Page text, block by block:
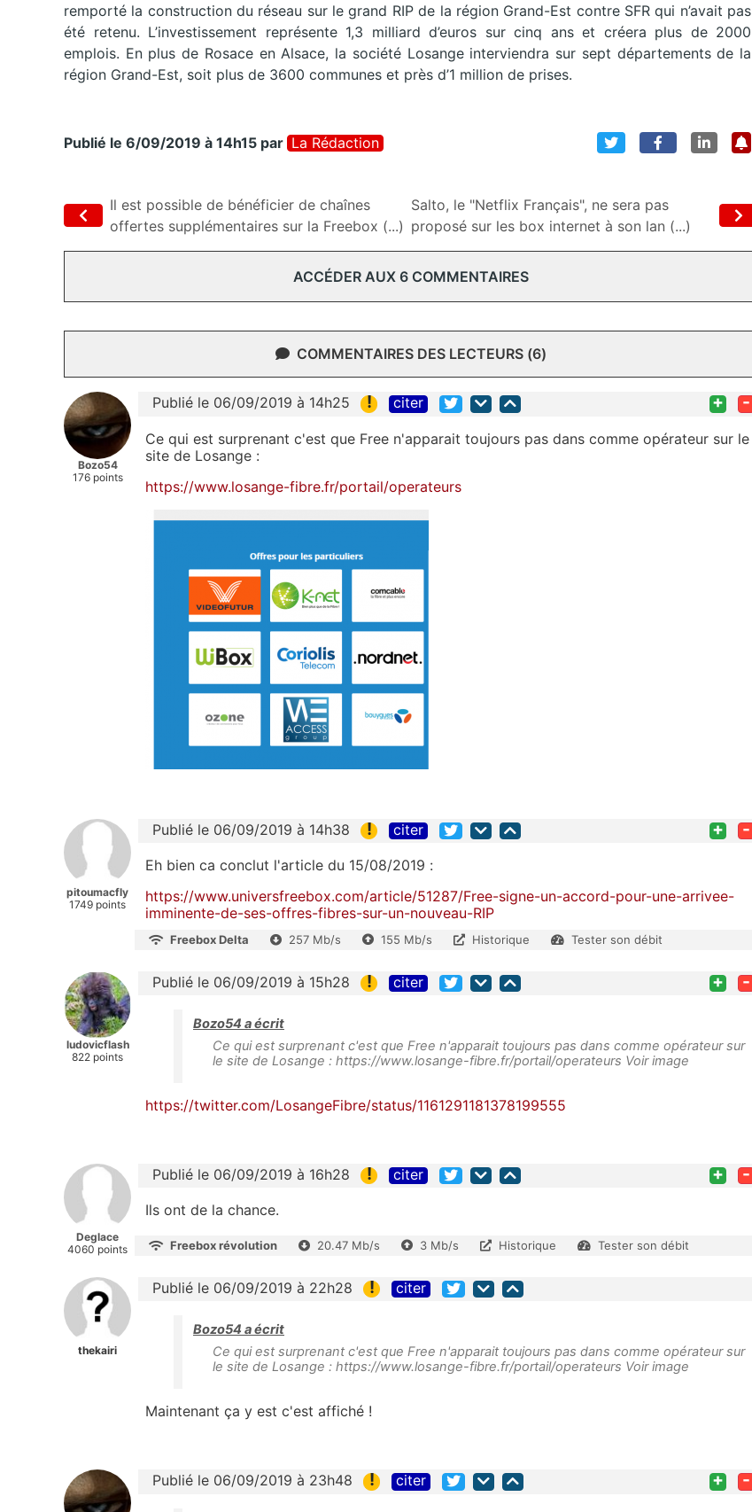
remporté la construction du réseau sur le grand RIP de la région Grand-Est contre SFR qui n’avait pas
été retenu. L’investissement représente 1,3 milliard d’euros sur cinq ans et créera plus de 2000
emplois. En plus de Rosace en Alsace, la société Losange interviendra sur sept départements de la
région Grand-Est, soit plus de 3600 communes et près d’1 million de prises.
Publié le 6/09/2019 à 14h15 par La Rédaction
Il est possible de bénéficier de chaînes
offertes supplémentaires sur la Freebox (...)
Salto, le "Netflix Français", ne sera pas
proposé sur les box internet à son lan (...)
ACCÉDER AUX 6 COMMENTAIRES
COMMENTAIRES DES LECTEURS (6)
Bozo54
176 points
Publié le 06/09/2019 à 14h25 ! citer + -
Ce qui est surprenant c'est que Free n'apparait toujours pas dans comme opérateur sur le
site de Losange :
https://www.losange-fibre.fr/portail/operateurs
pitoumacfly
1749 points
Publié le 06/09/2019 à 14h38 ! citer + -
Eh bien ca conclut l'article du 15/08/2019 :
https://www.universfreebox.com/article/51287/Free-signe-un-accord-pour-une-arrivee-
imminente-de-ses-offres-fibres-sur-un-nouveau-RIP
Freebox Delta 257 Mb/s 155 Mb/s Historique Tester son débit
ludovicflash
822 points
Publié le 06/09/2019 à 15h28 ! citer + -
Bozo54 a écrit
Ce qui est surprenant c'est que Free n'apparait toujours pas dans comme opérateur sur
le site de Losange : https://www.losange-fibre.fr/portail/operateurs Voir image
https://twitter.com/LosangeFibre/status/1161291181378199555
Deglace
4060 points
Publié le 06/09/2019 à 16h28 ! citer + -
Ils ont de la chance.
Freebox révolution 20.47 Mb/s 3 Mb/s Historique Tester son débit
thekairi
Publié le 06/09/2019 à 22h28 ! citer
Bozo54 a écrit
Ce qui est surprenant c'est que Free n'apparait toujours pas dans comme opérateur sur
le site de Losange : https://www.losange-fibre.fr/portail/operateurs Voir image
Maintenant ça y est c'est affiché !
Publié le 06/09/2019 à 23h48 ! citer + -